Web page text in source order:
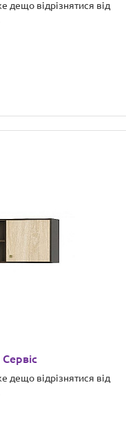
дещо відрізнятися від
дещо відрізнятися від